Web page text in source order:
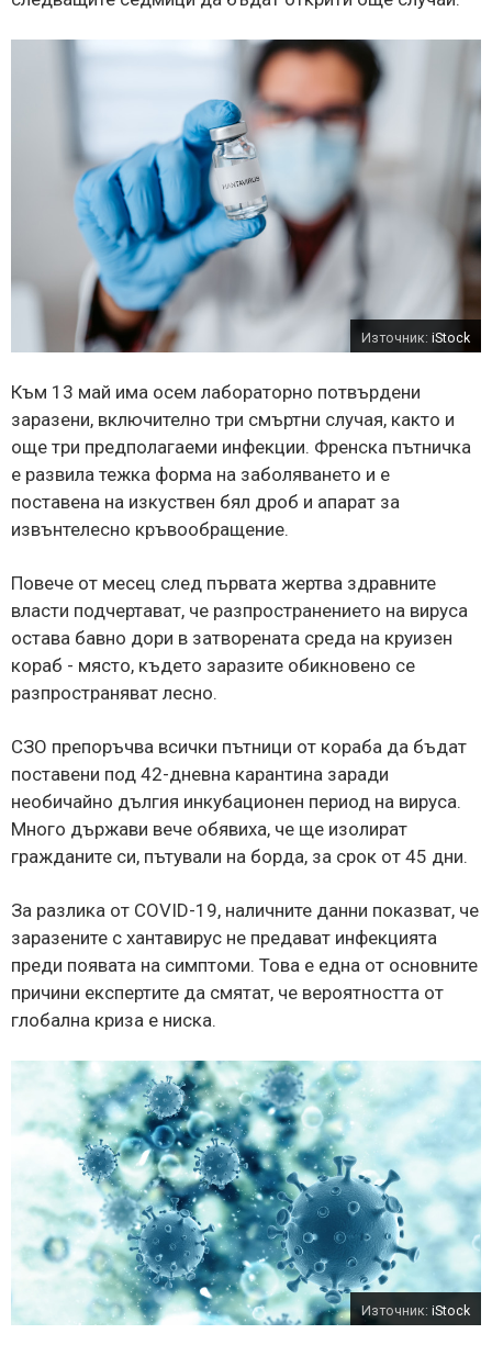
Източник: iStock
Към 13 май има осем лабораторно потвърдени
заразени, включително три смъртни случая, както и
още три предполагаеми инфекции. Френска пътничка
е развила тежка форма на заболяването и е
поставена на изкуствен бял дроб и апарат за
извънтелесно кръвообращение.
Повече от месец след първата жертва здравните
власти подчертават, че разпространението на вируса
остава бавно дори в затворената среда на круизен
кораб - място, където заразите обикновено се
разпространяват лесно.
СЗО препоръчва всички пътници от кораба да бъдат
поставени под 42-дневна карантина заради
необичайно дългия инкубационен период на вируса.
Много държави вече обявиха, че ще изолират
гражданите си, пътували на борда, за срок от 45 дни.
За разлика от COVID-19, наличните данни показват, че
заразените с хантавирус не предават инфекцията
преди появата на симптоми. Това е една от основните
причини експертите да смятат, че вероятността от
глобална криза е ниска.
Източник: iStock